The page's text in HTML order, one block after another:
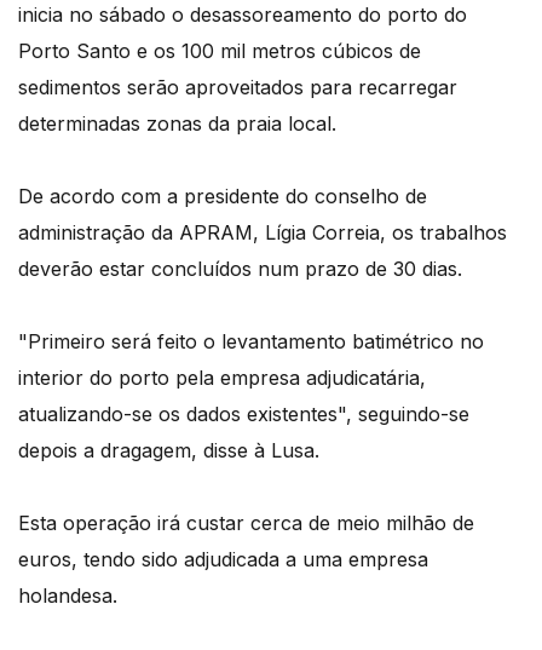
inicia no sábado o desassoreamento do porto do
Porto Santo e os 100 mil metros cúbicos de
sedimentos serão aproveitados para recarregar
determinadas zonas da praia local.
De acordo com a presidente do conselho de
administração da APRAM, Lígia Correia, os trabalhos
deverão estar concluídos num prazo de 30 dias.
"Primeiro será feito o levantamento batimétrico no
interior do porto pela empresa adjudicatária,
atualizando-se os dados existentes", seguindo-se
depois a dragagem, disse à Lusa.
Esta operação irá custar cerca de meio milhão de
euros, tendo sido adjudicada a uma empresa
holandesa.